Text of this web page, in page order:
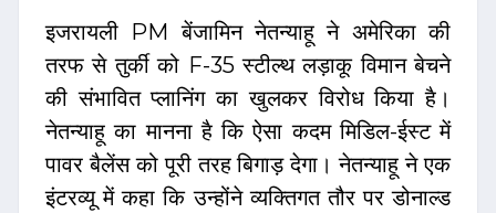
इजरायली PM बेंजामिन नेतन्याहू ने अमेरिका की
तरफ से तुर्की को F-35 स्टील्थ लड़ाकू विमान बेचने
की संभावित प्लानिंग का खुलकर विरोध किया है।
नेतन्याहू का मानना है कि ऐसा कदम मिडिल-ईस्ट में
पावर बैलेंस को पूरी तरह बिगाड़ देगा। नेतन्याहू ने एक
इंटरव्यू में कहा कि उन्होंने व्यक्तिगत तौर पर डोनाल्ड